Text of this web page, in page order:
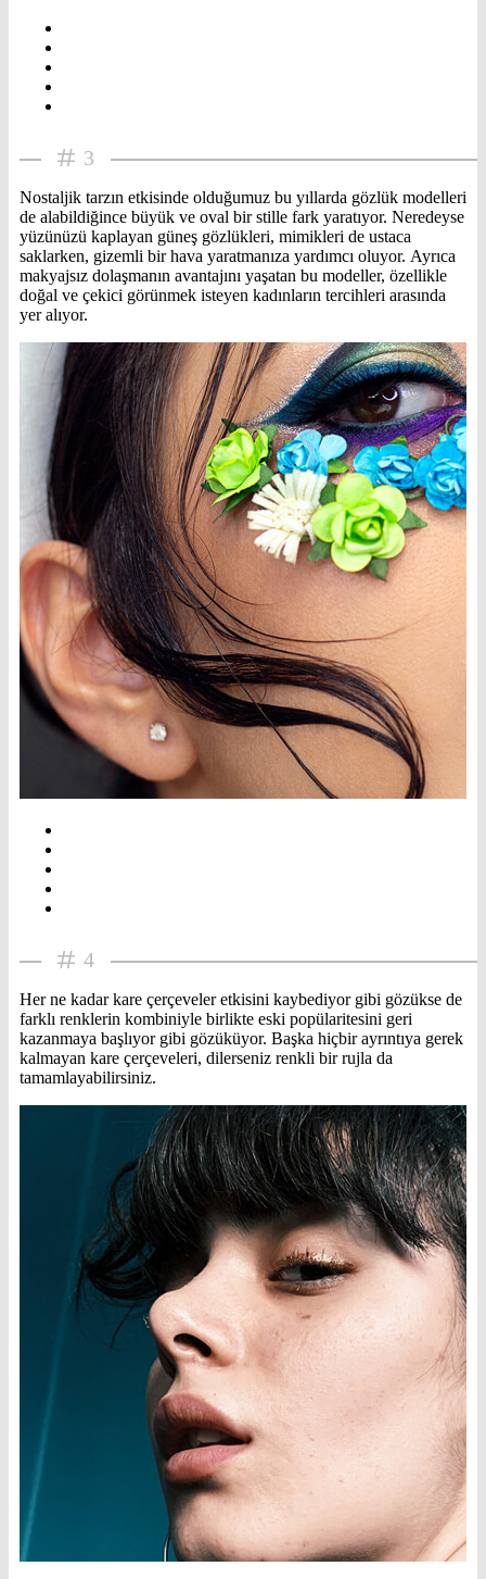
3
Nostaljik tarzın etkisinde olduğumuz bu yıllarda gözlük modelleri
de alabildiğince büyük ve oval bir stille fark yaratıyor. Neredeyse
yüzünüzü kaplayan güneş gözlükleri, mimikleri de ustaca
saklarken, gizemli bir hava yaratmanıza yardımcı oluyor. Ayrıca
makyajsız dolaşmanın avantajını yaşatan bu modeller, özellikle
doğal ve çekici görünmek isteyen kadınların tercihleri arasında
yer alıyor.
4
Her ne kadar kare çerçeveler etkisini kaybediyor gibi gözükse de
farklı renklerin kombiniyle birlikte eski popülaritesini geri
kazanmaya başlıyor gibi gözüküyor. Başka hiçbir ayrıntıya gerek
kalmayan kare çerçeveleri, dilerseniz renkli bir rujla da
tamamlayabilirsiniz.